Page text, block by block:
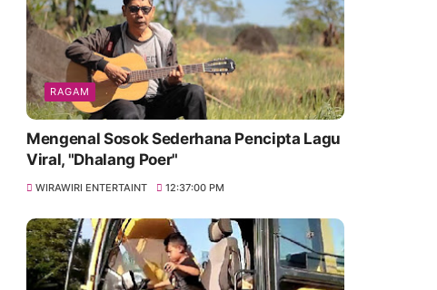
RAGAM
Mengenal Sosok Sederhana Pencipta Lagu
Viral, "Dhalang Poer"
WIRAWIRI ENTERTAINT 12:37:00 PM